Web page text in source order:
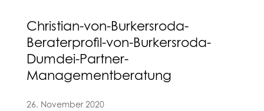
Christian-von-Burkersroda-
Beraterprofil-von-Burkersroda-
Dumdei-Partner-
Managementberatung
26. November 2020